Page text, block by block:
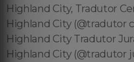
Highland City, Tradutor
Highland City (@tradutor
Highland City Tradutor
Highland City (@tradutor